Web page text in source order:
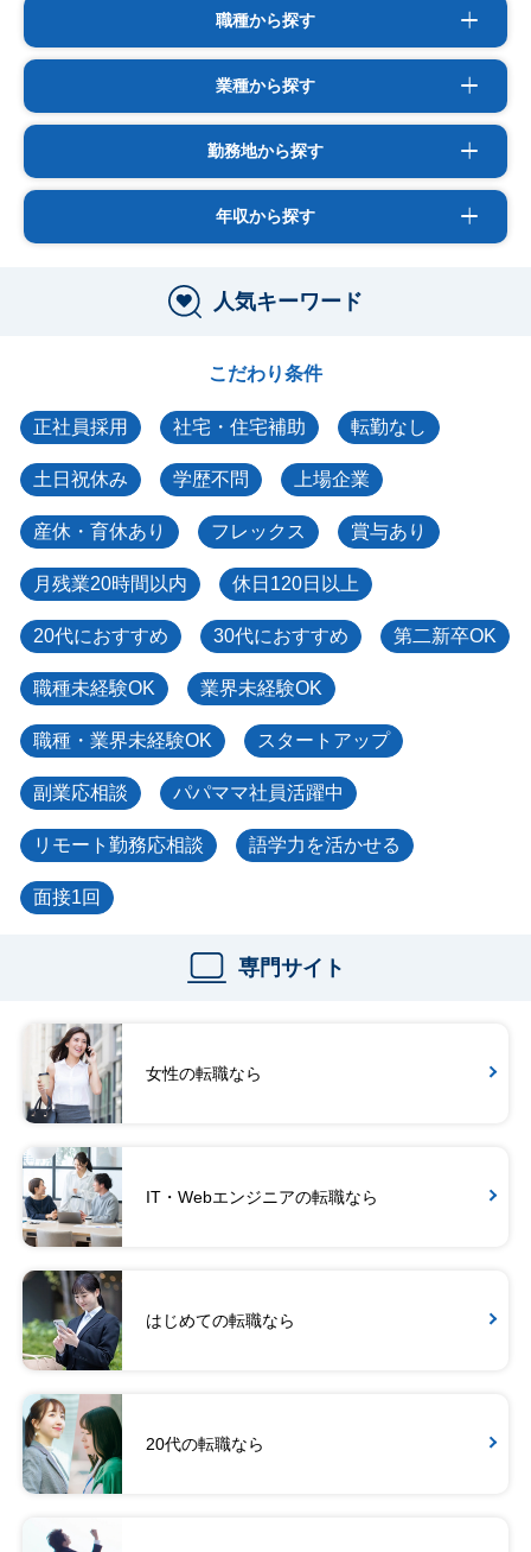
職種から探す
業種から探す
勤務地から探す
年収から探す
人気キーワード
こだわり条件
正社員採用 社宅・住宅補助 転勤なし
土日祝休み 学歴不問 上場企業
産休・育休あり フレックス 賞与あり
月残業20時間以内 休日120日以上
20代におすすめ 30代におすすめ 第二新卒OK
職種未経験OK 業界未経験OK
職種・業界未経験OK スタートアップ
副業応相談 パパママ社員活躍中
リモート勤務応相談 語学力を活かせる
面接1回
専門サイト
女性の転職なら
IT・Webエンジニアの転職なら
はじめての転職なら
20代の転職なら